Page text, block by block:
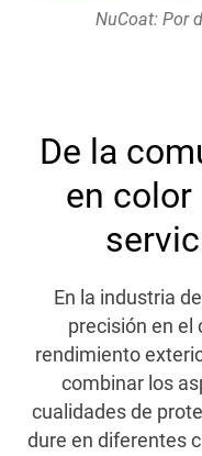
NuCoat: Por
De la
en color
En la industria
precisión en el
rendimiento
combinar los
cualidades de
dure en diferentes